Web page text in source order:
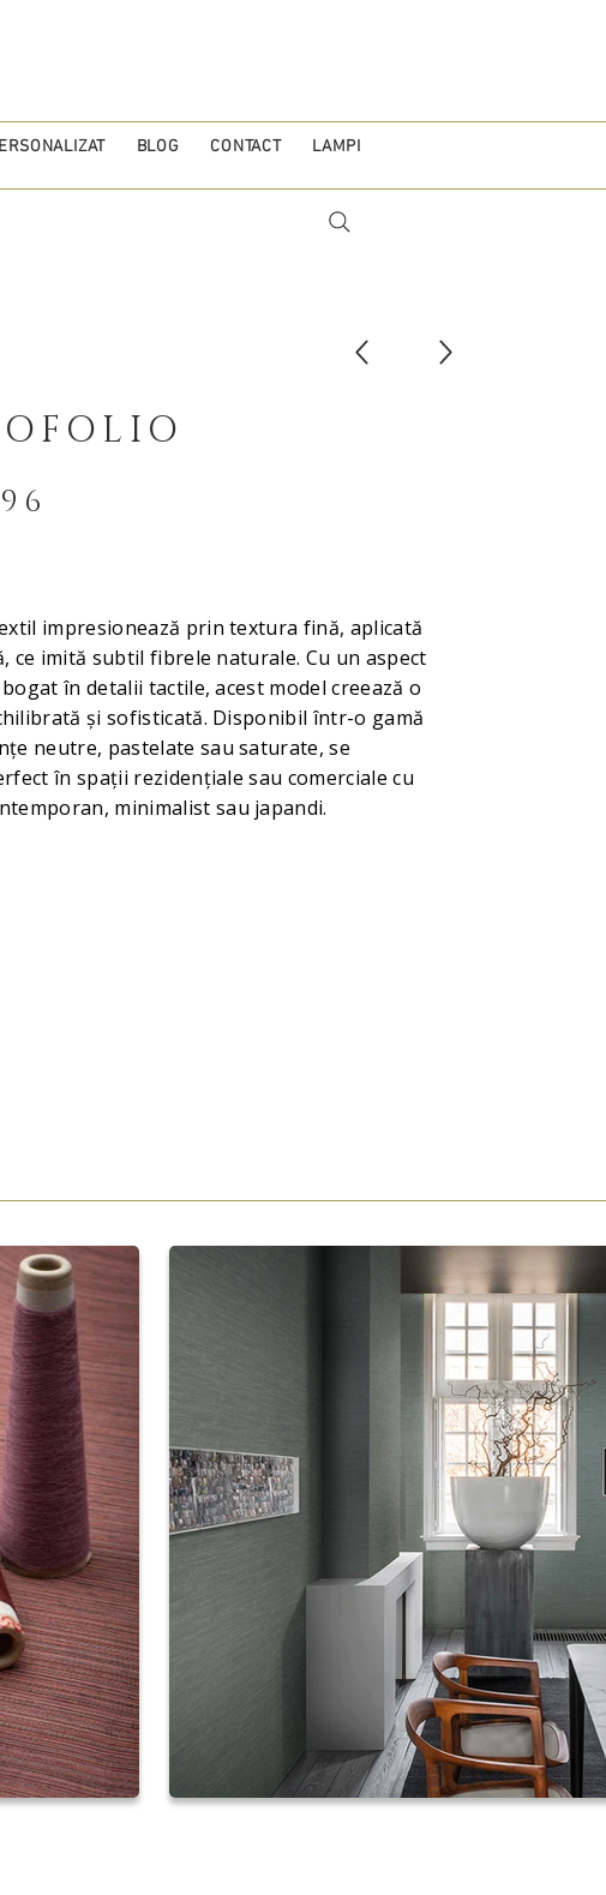
BLOG CONTACT LAMPI
impresionează prin textura fină, aplicată
ce imită subtil fibrele naturale. Cu un aspect
în detalii tactile, acest model creează o
și sofisticată. Disponibil într-o gamă
neutre, pastelate sau saturate, se
în spații rezidențiale sau comerciale cu
minimalist sau japandi.